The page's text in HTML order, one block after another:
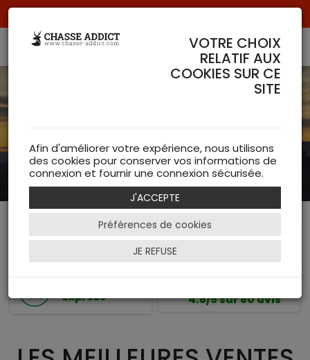
Paiement en ligne
Retour ou
échange
Express 4.8/5 sur 80 avis
VOTRE CHOIX
RELATIF AUX
COOKIES SUR CE
SITE
Afin d'améliorer votre expérience, nous utilisons
des cookies pour conserver vos informations de
connexion et fournir une connexion sécurisée.
J'ACCEPTE
Préférences de cookies
JE REFUSE